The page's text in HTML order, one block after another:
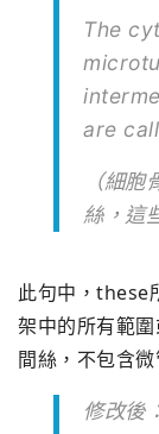
The
are
（細
絲，這
此句中，these
架中的所有範
間絲，不包含
修改後